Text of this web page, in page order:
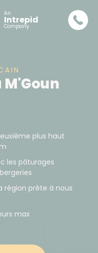
An
Intrepid
Company
plus haut
les pâturages
région prête à nous
max